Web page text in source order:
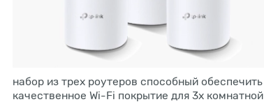
набор из трех роутеров способный обеспечить
качественное Wi-Fi покрытие для 3х комнатной